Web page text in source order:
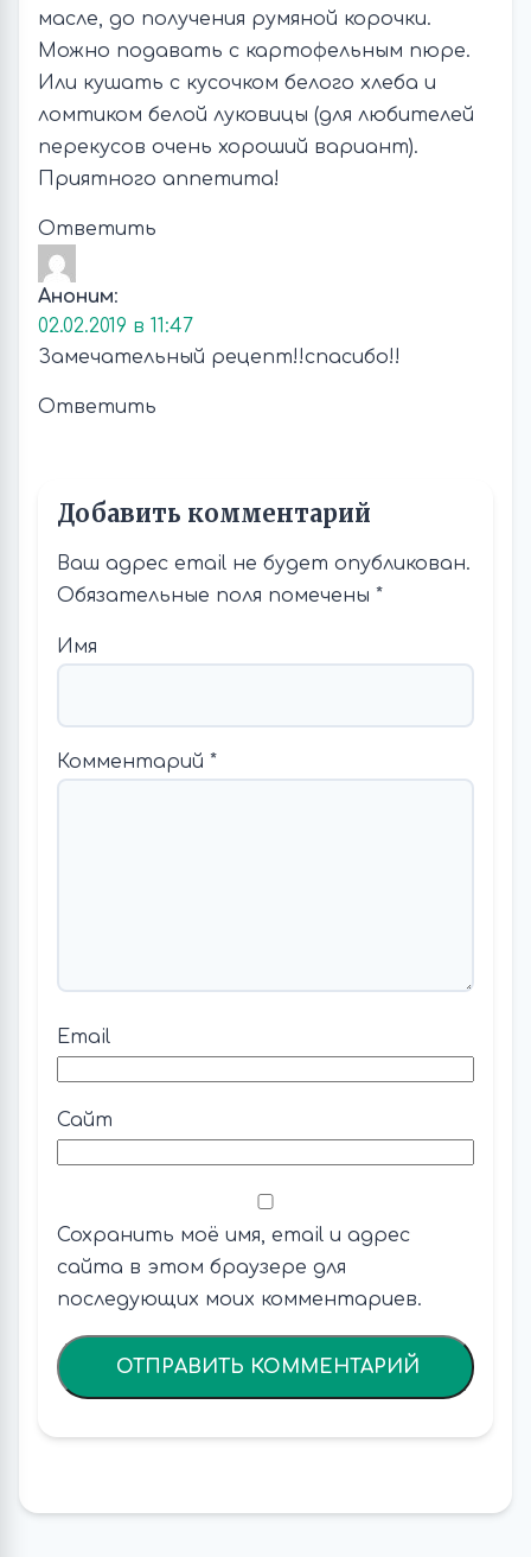
масле, до получения румяной корочки.
Можно подавать с картофельным пюре.
Или кушать с кусочком белого хлеба и
ломтиком белой луковицы (для любителей
перекусов очень хороший вариант).
Приятного аппетита!
Ответить
Аноним:
02.02.2019 в 11:47
Замечательный рецепт!!спасибо!!
Ответить
Добавить комментарий
Ваш адрес email не будет опубликован.
Обязательные поля помечены *
Имя
Комментарий *
Email
Сайт
Сохранить моё имя, email и адрес
сайта в этом браузере для
последующих моих комментариев.